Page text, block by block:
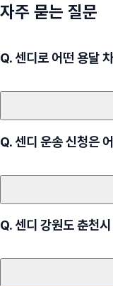
자주 묻는 질문
Q.센디로 어떤 용달
Q.센디 운송 신청은
Q.센디 강원도 춘천